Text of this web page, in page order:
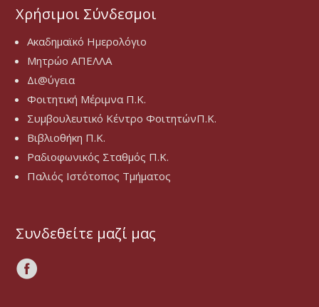
Χρήσιμοι Σύνδεσμοι
Ακαδημαϊκό Ημερολόγιο
Μητρώο ΑΠΕΛΛΑ
Δι@ύγεια
Φοιτητική Μέριμνα Π.Κ.
Συμβουλευτικό Κέντρο ΦοιτητώνΠ.Κ.
Βιβλιοθήκη Π.Κ.
Ραδιοφωνικός Σταθμός Π.Κ.
Παλιός Ιστότοπος Τμήματος
Συνδεθείτε μαζί μας